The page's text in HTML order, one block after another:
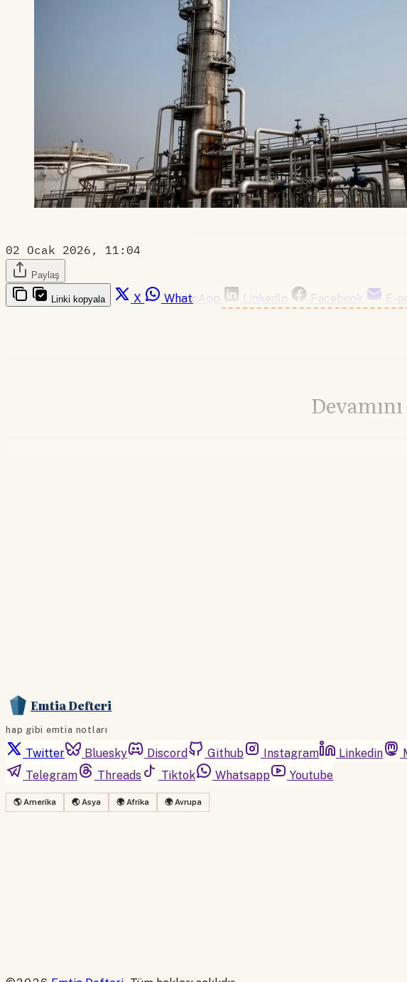
02 Ocak 2026, 11:04
Paylaş
Linki kopyala X WhatsApp LinkedIn Facebook E-
Emtia Defteri
hap gibi emtia notları
Twitter Bluesky Discord Github Instagram Linkedin
Telegram
Threads Tiktok Whatsapp Youtube
🌎 Amerika 🌏 Asya 🌍 Afrika 🌍 Avrupa